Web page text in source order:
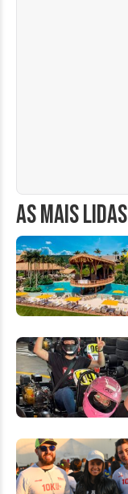
AS MAIS LIDAS